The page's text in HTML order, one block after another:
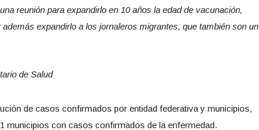
reunión para expandirlo en 10 años la edad de vacunación,
expandirlo a los jornaleros migrantes, que también son un
de Salud
de casos confirmados por entidad federativa y municipios,
municipios con casos confirmados de la enfermedad.